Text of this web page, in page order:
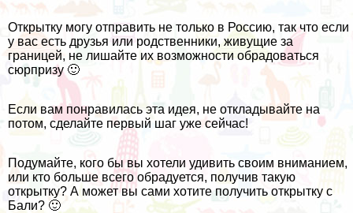
Открытку могу отправить не только в Россию, так что если
у вас есть друзья или родственники, живущие за
границей, не лишайте их возможности обрадоваться
сюрпризу 🙂
Если вам понравилась эта идея, не откладывайте на
потом, сделайте первый шаг уже сейчас!
Подумайте, кого бы вы хотели удивить своим вниманием,
или кто больше всего обрадуется, получив такую
открытку? А может вы сами хотите получить открытку с
Бали? 🙂